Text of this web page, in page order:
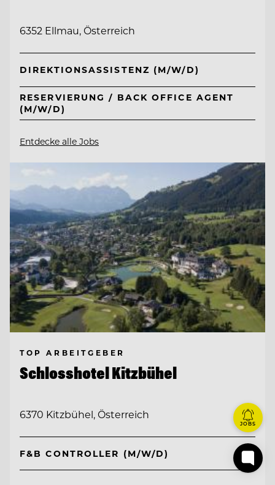
6352 Ellmau, Österreich
DIREKTIONSASSISTENZ (M/W/D)
RESERVIERUNG / BACK OFFICE AGENT
(M/W/D)
Entdecke alle Jobs
TOP ARBEITGEBER
Schlosshotel Kitzbühel
6370 Kitzbühel, Österreich
F&B CONTROLLER (M/W/D)
JOBS